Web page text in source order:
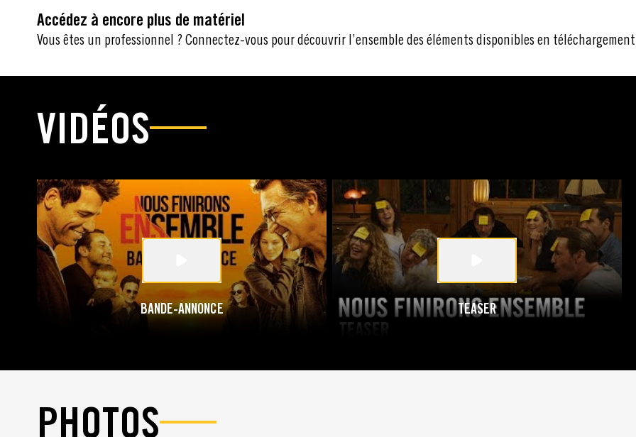
Accédez à encore plus de matériel
Vous êtes un professionnel ? Connectez-vous pour découvrir l’ensemble des éléments disponibles en
VIDÉOS
BANDE-ANNONCE TEASER
PHOTOS